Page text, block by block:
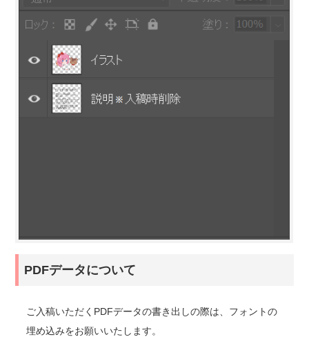
PDFデータについて
ご入稿いただくPDFデータの書き出しの際は、フォントの
埋め込みをお願いいたします。